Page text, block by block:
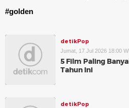
#golden
detikPop
Jumat, 17 Jul 2026 18:00
5 Film Paling
Tahun Ini
detikPop